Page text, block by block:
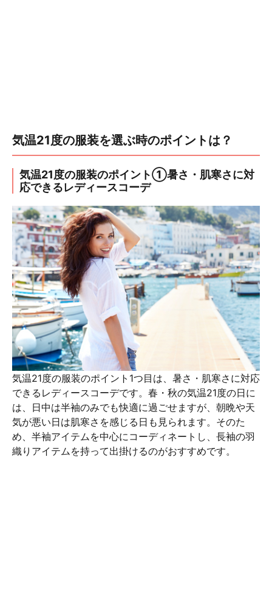
気温21度の服装を選ぶ時のポイントは？
気温21度の服装のポイント①暑さ・肌寒さに対
応できるレディースコーデ
気温21度の服装のポイント1つ目は、暑さ・肌寒さに対応
できるレディースコーデです。春・秋の気温21度の日に
は、日中は半袖のみでも快適に過ごせますが、朝晩や天
気が悪い日は肌寒さを感じる日も見られます。そのた
め、半袖アイテムを中心にコーディネートし、長袖の羽
織りアイテムを持って出掛けるのがおすすめです。